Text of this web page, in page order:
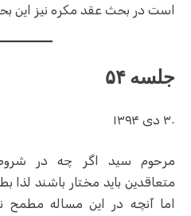
است در بحث عقد مکره نیز این
جلسه ۵۴
۳۰ دی ۱۳۹۴
مرحوم سید اگر چه در شروط
متعاقدین باید مختار باشند
اما آنچه در این مساله